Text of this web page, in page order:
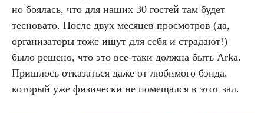
но боялась, что для наших 30 гостей там будет
тесновато. После двух месяцев просмотров (да,
организаторы тоже ищут для себя и страдают!)
было решено, что это все-таки должна быть Аrka.
Пришлось отказаться даже от любимого бэнда,
который уже физически не помещался в этот зал.